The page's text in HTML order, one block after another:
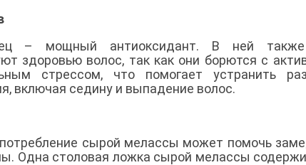
– мощный антиоксидант. В ней
здоровью волос, так как они борются с
стрессом, что помогает устранить
включая седину и выпадение волос.
сырой мелассы может помочь
Одна столовая ложка сырой мелассы